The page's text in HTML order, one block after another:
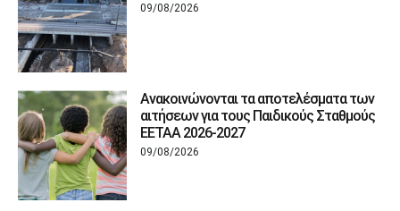
09/08/2026
Ανακοινώνονται τα αποτελέσματα των
αιτήσεων για τους Παιδικούς Σταθμούς
ΕΕΤΑΑ 2026-2027
09/08/2026